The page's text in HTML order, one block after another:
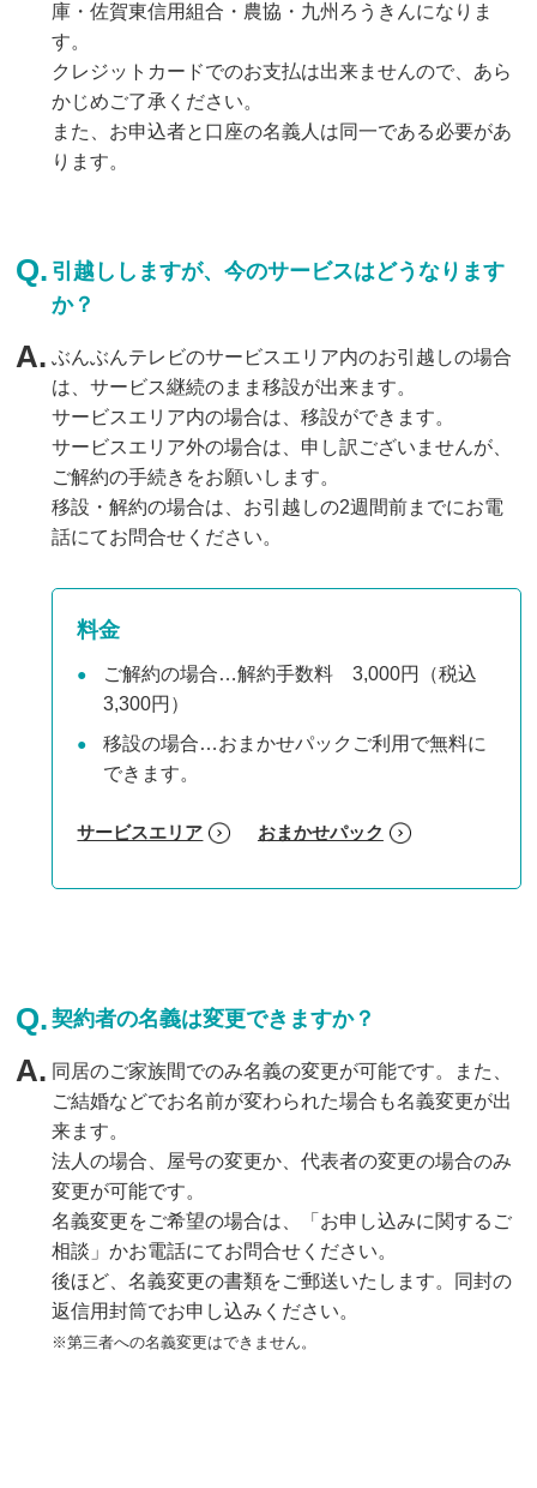
庫・佐賀東信用組合・農協・九州ろうきんになりま
す。
クレジットカードでのお支払は出来ませんので、あら
かじめご了承ください。
また、お申込者と口座の名義人は同一である必要があ
ります。
引越ししますが、今のサービスはどうなります
か？
ぶんぶんテレビのサービスエリア内のお引越しの場合
は、サービス継続のまま移設が出来ます。
サービスエリア内の場合は、移設ができます。
サービスエリア外の場合は、申し訳ございませんが、
ご解約の手続きをお願いします。
移設・解約の場合は、お引越しの2週間前までにお電
話にてお問合せください。
料金
ご解約の場合…解約手数料 3,000円（税込
3,300円）
移設の場合…おまかせパックご利用で無料に
できます。
サービスエリア おまかせパック
契約者の名義は変更できますか？
同居のご家族間でのみ名義の変更が可能です。また、
ご結婚などでお名前が変わられた場合も名義変更が出
来ます。
法人の場合、屋号の変更か、代表者の変更の場合のみ
変更が可能です。
名義変更をご希望の場合は、「お申し込みに関するご
相談」かお電話にてお問合せください。
後ほど、名義変更の書類をご郵送いたします。同封の
返信用封筒でお申し込みください。
第三者への名義変更はできません。